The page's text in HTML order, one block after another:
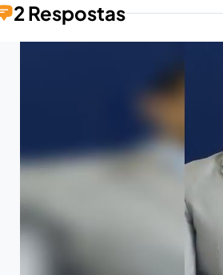
2 Respostas